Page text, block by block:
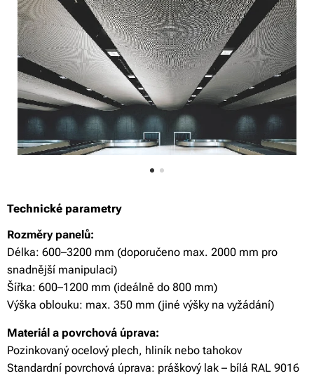
Technické parametry
Rozměry panelů:
Délka: 600–3200 mm (doporučeno max. 2000 mm pro
snadnější manipulaci)
Šířka: 600–1200 mm (ideálně do 800 mm)
Výška oblouku: max. 350 mm (jiné výšky na vyžádání)
Materiál a povrchová úprava:
Pozinkovaný ocelový plech, hliník nebo tahokov
Standardní povrchová úprava: práškový lak – bílá RAL 9016